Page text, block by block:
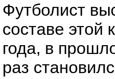
Футболист
составе этой
года, в
раз